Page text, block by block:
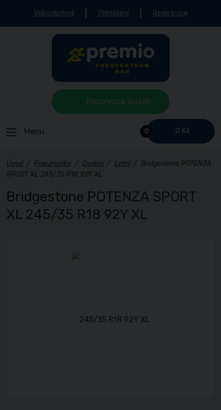
Velkoobchod Přihlášení Registrace
0 0 Kč
Menu
Rezervace služeb
Úvod / Pneumatiky / Osobní / Letní / Bridgestone POTENZA
SPORT XL 245/35 R18 92Y XL
Bridgestone POTENZA SPORT
XL 245/35 R18 92Y XL